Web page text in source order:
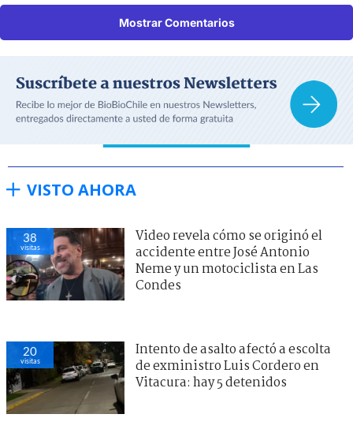
Mostrar Comentarios
VISTO AHORA
38
visitas
Video revela cómo se originó el
accidente entre José Antonio
Neme y un motociclista en Las
Condes
20
visitas
Intento de asalto afectó a escolta
de exministro Luis Cordero en
Vitacura: hay 5 detenidos